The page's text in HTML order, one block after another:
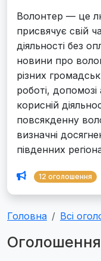
Волонтер — це
присвячує свій
діяльності без
новини про
різних
роботі, допомозі
корисній
повсякденну
визначні
південних
12 оголошення
Головна Всі